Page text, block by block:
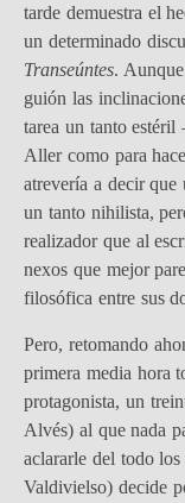
tarde demuestra el
un determinado
Transeúntes.
guión las
tarea un tanto estéril
Aller como para
atrevería a decir
un tanto nihilista,
realizador que al
nexos que mejor
filosófica entre sus
Pero, retomando
primera media hora
protagonista, un
Alvés) al que nada
aclararle del todo
Valdivielso) decide